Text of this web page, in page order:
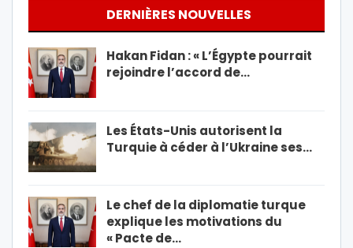
DERNIÈRES NOUVELLES
Hakan Fidan : « L’Égypte pourrait
rejoindre l’accord de…
Les États-Unis autorisent la
Turquie à céder à l’Ukraine ses…
Le chef de la diplomatie turque
explique les motivations du
« Pacte de…